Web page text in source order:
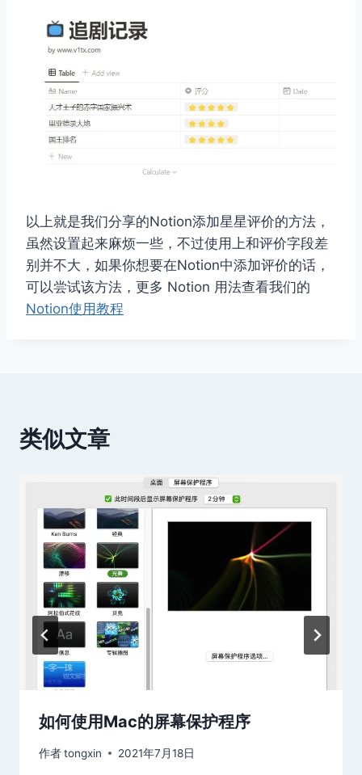
以上就是我们分享的Notion添加星星评价的方法，
虽然设置起来麻烦一些，不过使用上和评价字段差
别并不大，如果你想要在Notion中添加评价的话，
可以尝试该方法，更多 Notion 用法查看我们的
Notion使用教程
类似文章
如何使用Mac的屏幕保护程序
作者tongxin 2021年7月18日